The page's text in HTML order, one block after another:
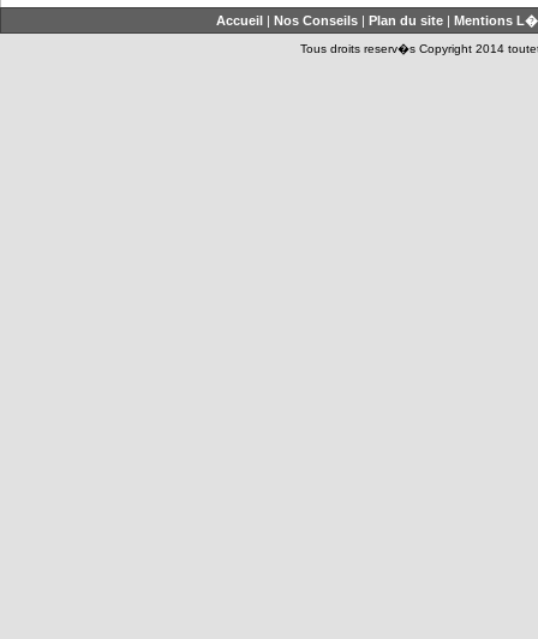
Accueil| Nos Conseils| Plan du site| Mentions
Tous droits reserv�s Copyright 2014